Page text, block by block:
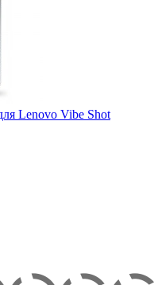
Lenovo Vibe Shot